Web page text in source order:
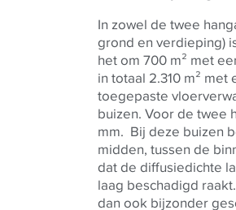
In zowel de twee
grond en verdieping)
het om 700 m² met
in totaal 2.310 m²
toegepaste
buizen. Voor de twee
mm. Bij deze buizen
midden, tussen de
dat de diffusiedichte
laag beschadigd
dan ook bijzonder